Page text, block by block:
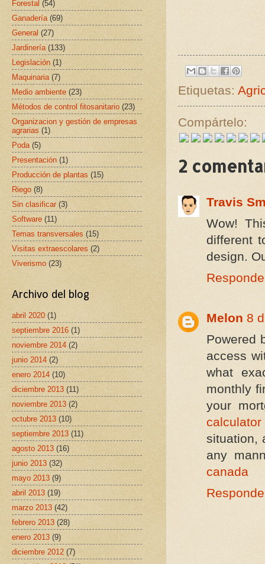
Etiquetas:
Compártelo:
2
Travis
Wow!
different
design.
Melon 8
Powered
access
what
monthly
your
calculator
situation,
any
canada
Forestal (54)
Ganadería (69)
General (27)
Jardinería (133)
Legislación (1)
Maquinaria (7)
Medio ambiente (23)
Métodos de control fitosanitario (23)
Organizacion y gestión de empresas
agrarias (1)
Poda (5)
Presentación (1)
Producción de plantas (15)
Riego (8)
Sin clasificar (3)
Software (11)
Temas transversales (15)
Visitas extraescolares (2)
Viverismo (23)
Archivo del blog
abril 2020 (1)
septiembre 2016 (1)
noviembre 2014 (2)
junio 2014 (2)
enero 2014 (10)
diciembre 2013 (11)
noviembre 2013 (2)
octubre 2013 (10)
septiembre 2013 (11)
agosto 2013 (16)
junio 2013 (32)
mayo 2013 (9)
abril 2013 (19)
marzo 2013 (42)
febrero 2013 (28)
enero 2013 (9)
diciembre 2012 (7)